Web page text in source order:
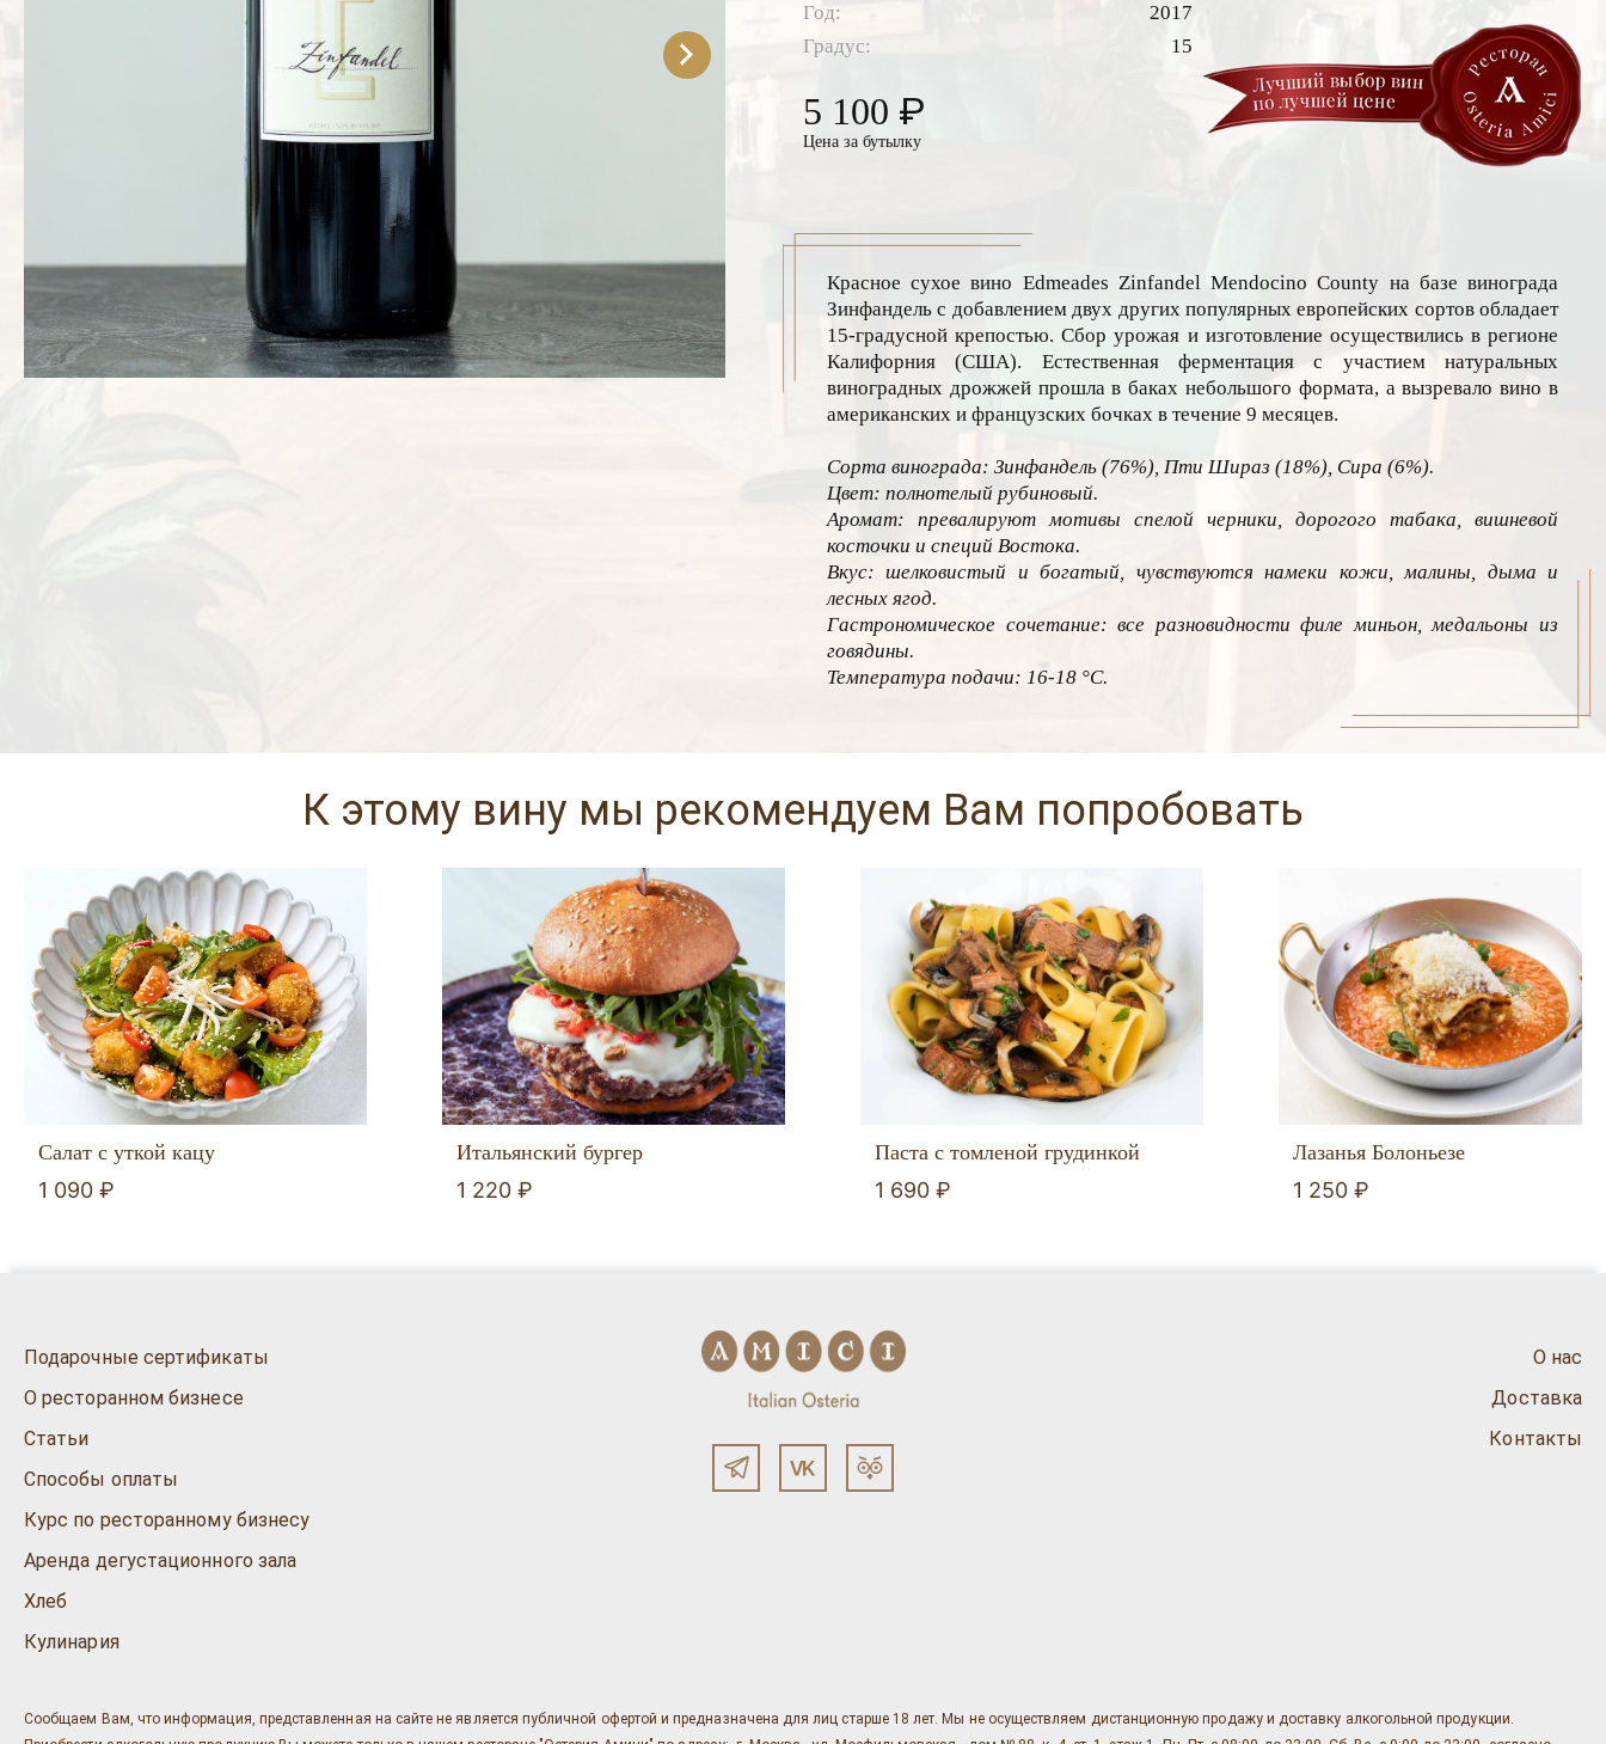
Год:
2017
Градус:
15
5 100 ₽
Цена за бутылку
Красное сухое вино Edmeades Zinfandel Mendocino County на базе винограда
Зинфандель с добавлением двух других популярных европейских сортов обладает
15-градусной крепостью. Сбор урожая и изготовление осуществились в регионе
Калифорния (США). Естественная ферментация с участием натуральных
виноградных дрожжей прошла в баках небольшого формата, а вызревало вино в
американских и французских бочках в течение 9 месяцев.
Сорта винограда: Зинфандель (76%), Пти Шираз (18%), Сира (6%).
Цвет: полнотелый рубиновый.
Аромат: превалируют мотивы спелой черники, дорогого табака, вишневой
косточки и специй Востока.
Вкус: шелковистый и богатый, чувствуются намеки кожи, малины, дыма и
лесных ягод.
Гастрономическое сочетание: все разновидности филе миньон, медальоны из
говядины.
Температура подачи: 16-18 °C.
К этому вину мы рекомендуем Вам попробовать
Салат с уткой кацу
1 090 ₽
Итальянский бургер
1 220 ₽
Паста с томленой грудинкой
1 690 ₽
Лазанья Болоньезе
1 250 ₽
Подарочные сертификаты
О ресторанном бизнесе
Статьи
Способы оплаты
Курс по ресторанному бизнесу
Аренда дегустационного зала
Хлеб
Кулинария
О нас
Доставка
Контакты
Сообщаем Вам, что информация, представленная на сайте не является публичной офертой и предназначена для лиц старше 18 лет. Мы не осуществляем дистанционную продажу и доставку алкогольной продукции.